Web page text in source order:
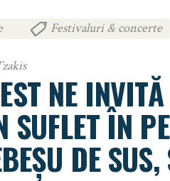
Festivaluri & concerte
NE
SUFLET ÎN
DE